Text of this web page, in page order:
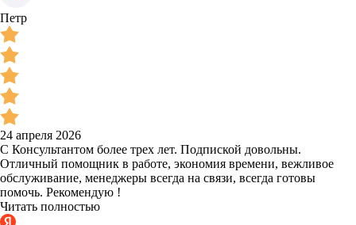
Петр
24 апреля 2026
С Консультантом более трех лет. Подпиской довольны.
Отличный помощник в работе, экономия времени, вежливое
обслуживание, менеджеры всегда на связи, всегда готовы
помочь. Рекомендую !
Читать полностью